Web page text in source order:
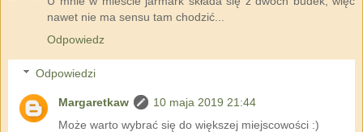
nawet nie ma sensu tam chodzić...
Odpowiedz
Odpowiedzi
Margaretkaw
10 maja 2019 21:44
Może warto wybrać się do większej miejscowości :)